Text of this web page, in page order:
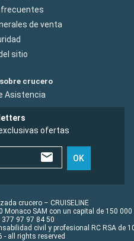
de venta
sitio
crucero
Asistencia
ofertas
OK
crucero – CRUISELINE
Monaco SAM con un capital de 150 000
97 97 84 50
civil y profesional RC RSA de
- all rights reserved